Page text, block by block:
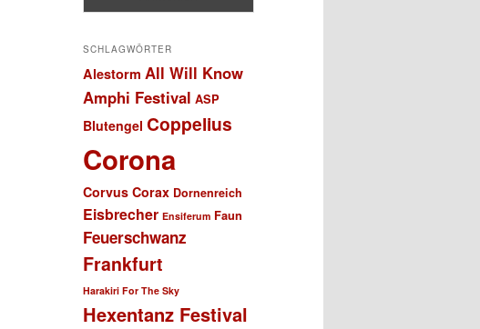
SCHLAGWÖRTER
Alestorm All Will Know
Amphi Festival ASP
Blutengel Coppelius
Corona
Corvus Corax Dornenreich
Eisbrecher Ensiferum Faun
Feuerschwanz
Frankfurt
Harakiri For The Sky
Hexentanz Festival